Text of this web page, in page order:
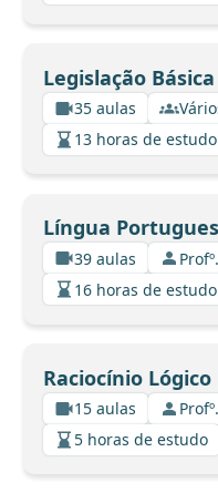
Legislação Básica
35 aulas
13 horas de estudo
Língua
39 aulas
16 horas de estudo
Raciocínio Lógico
15 aulas
5 horas de estudo